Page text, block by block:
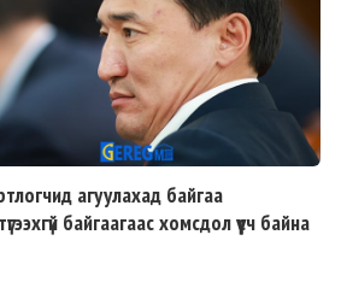
агуулахад байгаа
байгаагаас хомсдол үүсч байна